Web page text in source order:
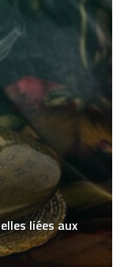
liées aux